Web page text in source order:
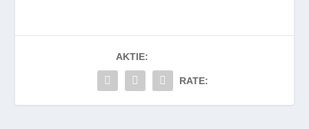
AKTIE:
RATE: